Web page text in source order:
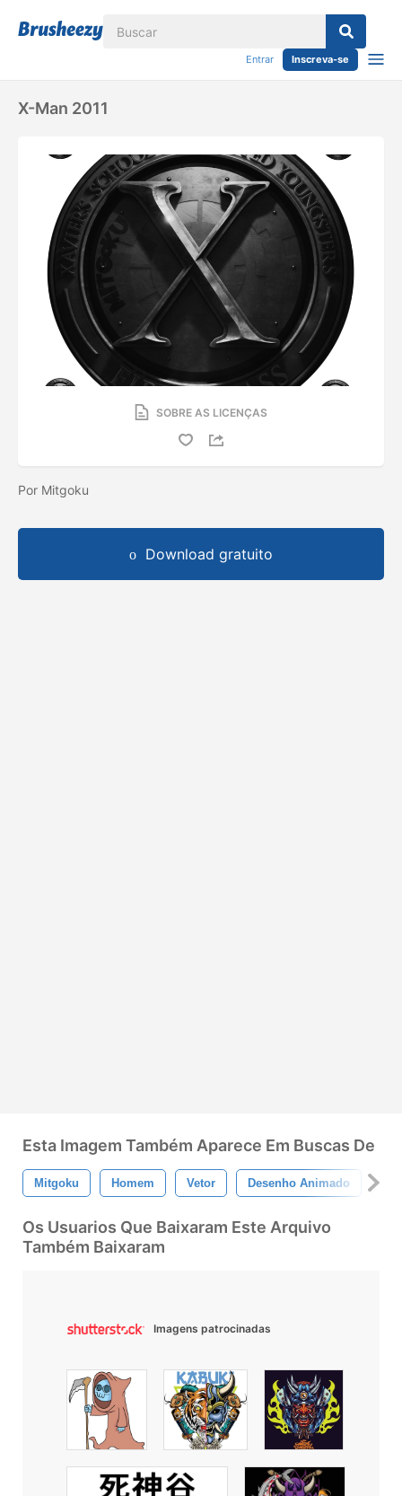
Entrar Inscreva-se
X-Man 2011
SOBRE AS LICENÇAS
Por Mitgoku
Download gratuito
Esta Imagem Também Aparece Em Buscas De
Mitgoku Homem Vetor Desenho Animado
Os Usuarios Que Baixaram Este Arquivo
Também Baixaram
Imagens patrocinadas